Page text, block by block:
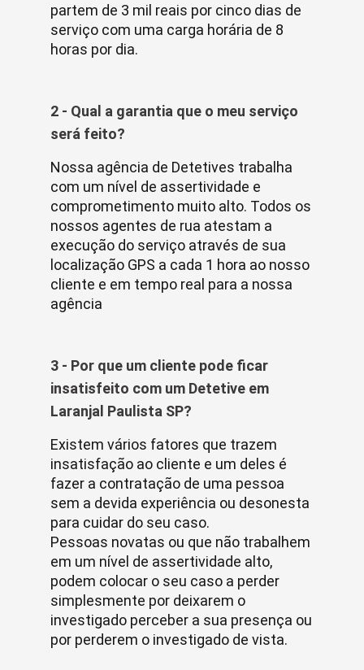
partem de 3 mil reais por cinco dias de
serviço com uma carga horária de 8
horas por dia.
2 - Qual a garantia que o meu serviço
será feito?
Nossa agência de Detetives trabalha
com um nível de assertividade e
comprometimento muito alto. Todos os
nossos agentes de rua atestam a
execução do serviço através de sua
localização GPS a cada 1 hora ao nosso
cliente e em tempo real para a nossa
agência
3 - Por que um cliente pode ficar
insatisfeito com um Detetive em
Laranjal Paulista SP?
Existem vários fatores que trazem
insatisfação ao cliente e um deles é
fazer a contratação de uma pessoa
sem a devida experiência ou desonesta
para cuidar do seu caso.
Pessoas novatas ou que não trabalhem
em um nível de assertividade alto,
podem colocar o seu caso a perder
simplesmente por deixarem o
investigado perceber a sua presença ou
por perderem o investigado de vista.